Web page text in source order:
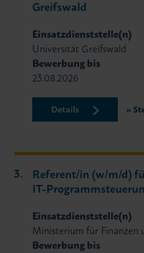
Greifswald
Einsatzdienststelle(n)
Universität Greifswald
Bewerbung bis
23.08.2026
Details
Referent/in (w/m/d)
IT-
Einsatzdienststelle(n)
Ministerium für Finanzen
Bewerbung bis